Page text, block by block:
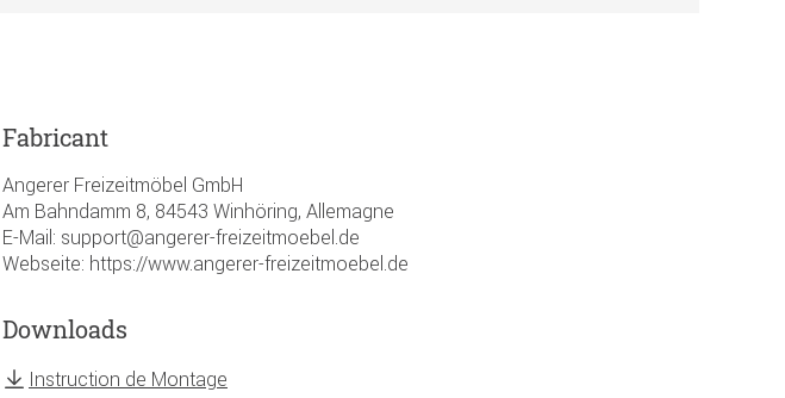
Fabricant
Angerer Freizeitmöbel GmbH
Am Bahndamm 8, 84543 Winhöring, Allemagne
E-Mail: support@angerer-freizeitmoebel.de
Webseite: https://www.angerer-freizeitmoebel.de
Downloads
Instruction de Montage